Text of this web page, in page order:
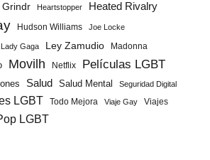
Grindr Heartstopper Heated Rivalry
Hudson Williams Joe Locke
Lady Gaga Ley Zamudio Madonna
Movilh Netflix Películas LGBT
Salud Salud Mental Seguridad Digital
LGBT Todo Mejora Viaje Gay
Viajes
LGBT